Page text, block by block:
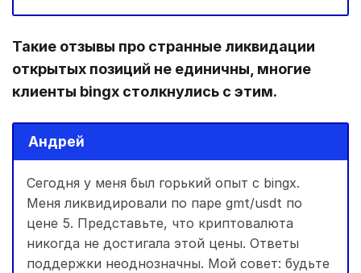
Такие отзывы про странные ликвидации
открытых позиций не единичны, многие
клиенты bingx столкнулись с этим.
Андрей
Сегодня у меня был горький опыт с bingx.
Меня ликвидировали по паре gmt/usdt по
цене 5. Представьте, что криптовалюта
никогда не достигала этой цены. Ответы
поддержки неоднозначны. Мой совет: будьте